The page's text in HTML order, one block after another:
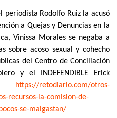
periodista Rodolfo Ruiz la acusó
a Quejas y Denuncias en la
Vinissa Morales se negaba a
sobre acoso sexual y cohecho
del Centro de Conciliación
y el INDEFENDIBLE Erick
https://retodiario.com/otros-
recursos-la-comision-de-
pocos-se-malgastan/